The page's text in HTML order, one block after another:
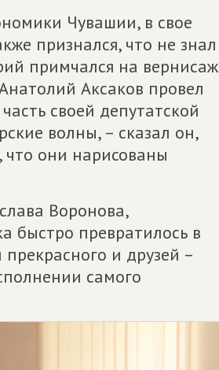
Чувашии, в свое
признался, что не знал
примчался на вернисаж
Аксаков провел
своей депутатской
волны, – сказал он,
что они нарисованы
Воронова,
быстро превратилось в
и друзей –
самого